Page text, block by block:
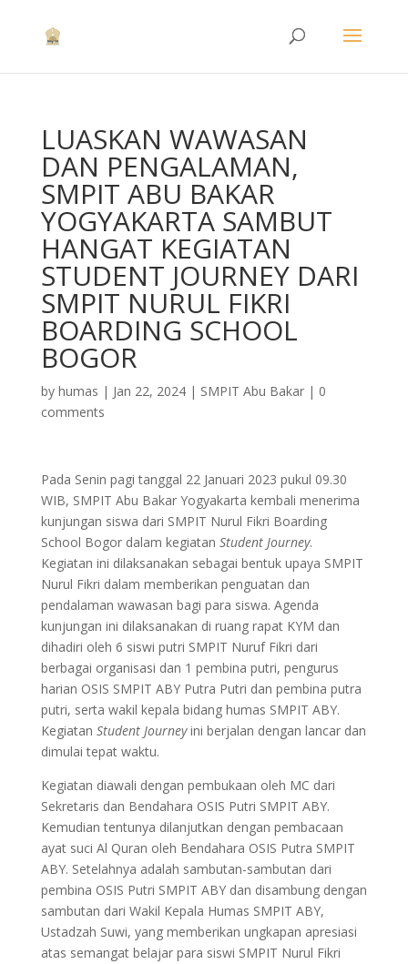
LUASKAN WAWASAN
DAN PENGALAMAN,
SMPIT ABU BAKAR
YOGYAKARTA SAMBUT
HANGAT KEGIATAN
STUDENT JOURNEY DARI
SMPIT NURUL FIKRI
BOARDING SCHOOL
BOGOR
by humas | Jan 22, 2024| SMPIT Abu Bakar| 0
comments
Pada Senin pagi tanggal 22 Januari 2023 pukul 09.30
WIB, SMPIT Abu Bakar Yogyakarta kembali menerima
kunjungan siswa dari SMPIT Nurul Fikri Boarding
School Bogor dalam kegiatan Student Journey.
Kegiatan ini dilaksanakan sebagai bentuk upaya SMPIT
Nurul Fikri dalam memberikan penguatan dan
pendalaman wawasan bagi para siswa. Agenda
kunjungan ini dilaksanakan di ruang rapat KYM dan
dihadiri oleh 6 siswi putri SMPIT Nuruf Fikri dari
berbagai organisasi dan 1 pembina putri, pengurus
harian OSIS SMPIT ABY Putra Putri dan pembina putra
putri, serta wakil kepala bidang humas SMPIT ABY.
Kegiatan Student Journeyini berjalan dengan lancar dan
dimulai tepat waktu.
Kegiatan diawali dengan pembukaan oleh MC dari
Sekretaris dan Bendahara OSIS Putri SMPIT ABY.
Kemudian tentunya dilanjutkan dengan pembacaan
ayat suci Al Quran oleh Bendahara OSIS Putra SMPIT
ABY. Setelahnya adalah sambutan-sambutan dari
pembina OSIS Putri SMPIT ABY dan disambung dengan
sambutan dari Wakil Kepala Humas SMPIT ABY,
Ustadzah Suwi, yang memberikan ungkapan apresiasi
atas semangat belajar para siswi SMPIT Nurul Fikri